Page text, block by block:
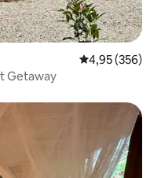
4,95 af 5 í
4,95 (356)
Getaway